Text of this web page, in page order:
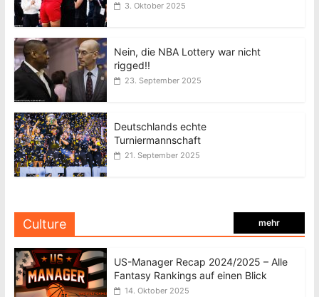
3. Oktober 2025
Nein, die NBA Lottery war nicht
rigged!!
23. September 2025
Deutschlands echte
Turniermannschaft
21. September 2025
Culture mehr
US-Manager Recap 2024/2025 – Alle
Fantasy Rankings auf einen Blick
14. Oktober 2025